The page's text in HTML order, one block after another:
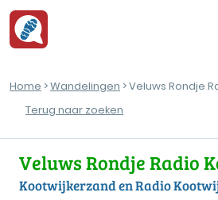
Home >Wandelingen > Veluws Rondje
Terug naar zoeken
Veluws Rondje Radio
Kootwijkerzand en Radio